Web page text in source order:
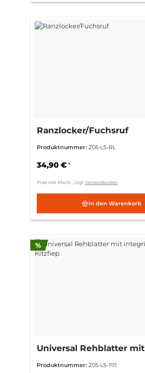
Ranzlocker/Fuchsruf
Produktnummer: Z05-LS-RL
34,90 € *
Preis inkl. MwSt., zzgl. Versandkosten
In den Warenkorb
%Rabatt
Universal Rehblatter mit
Produktnummer: Z05-LS-1111